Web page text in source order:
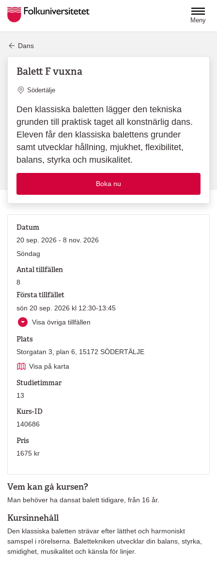
Meny
Dans
Balett F vuxna
Plats
Södertälje
Den klassiska baletten lägger den tekniska
grunden till praktisk taget all konstnärlig dans.
Eleven får den klassiska balettens grunder
samt utvecklar hållning, mjukhet, flexibilitet,
balans, styrka och musikalitet.
Boka nu
Vem kan gå kursen?
Man behöver ha dansat balett tidigare, från 16 år.
Kursinnehåll
Den klassiska baletten strävar efter lätthet och harmoniskt
samspel i rörelserna. Balettekniken utvecklar din balans, styrka,
smidighet, musikalitet och känsla för linjer.
Datum
20 sep. 2026 - 8 nov. 2026
Söndag
Antal tillfällen
8
Första tillfället
sön 20 sep. 2026 kl 12:30-13:45
Visa övriga tillfällen
Plats
Storgatan 3, plan 6, 15172 SÖDERTÄLJE
Visa på karta
Studietimmar
13
Kurs-ID
140686
Pris
1675 kr